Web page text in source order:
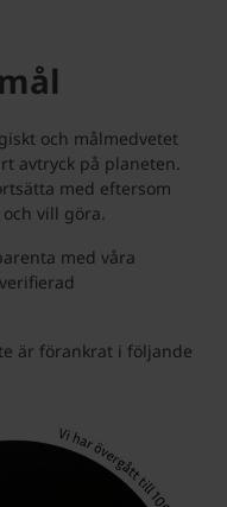
och målmedvetet
avtryck på planeten.
med eftersom
vill göra.
med våra
är förankrat i följande